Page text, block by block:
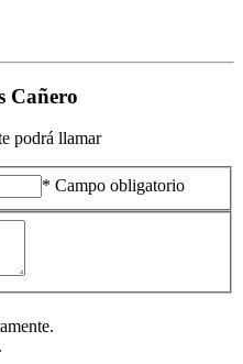
Cañero
podrá llamar
* Campo obligatorio